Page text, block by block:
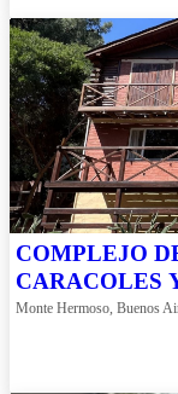
COMPLEJO
CARACOLES
Monte Hermoso, Buenos